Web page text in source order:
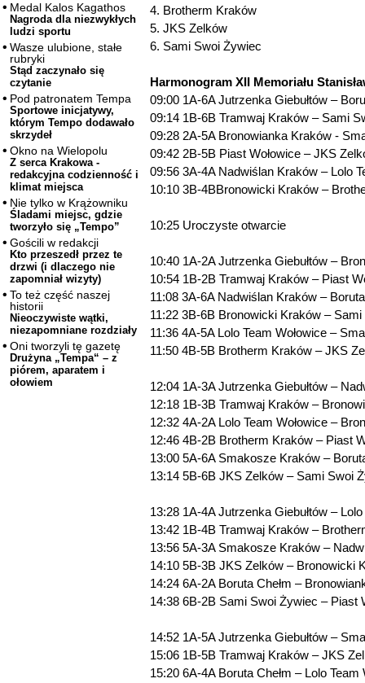
Medal Kalos Kagathos
Nagroda dla niezwykłych
ludzi sportu
Wasze ulubione, stałe
rubryki
Stąd zaczynało się
czytanie
Pod patronatem Tempa
Sportowe inicjatywy,
którym Tempo dodawało
skrzydeł
Okno na Wielopolu
Z serca Krakowa -
redakcyjna codzienność i
klimat miejsca
Nie tylko w Krążowniku
Śladami miejsc, gdzie
tworzyło się „Tempo”
Gościli w redakcji
Kto przeszedł przez te
drzwi (i dlaczego nie
zapomniał wizyty)
To też część naszej
historii
Nieoczywiste wątki,
niezapomniane rozdziały
Oni tworzyli tę gazetę
Drużyna „Tempa“ – z
piórem, aparatem i
ołowiem
4. Brotherm Kraków
5. JKS Zelków
6. Sami Swoi Żywiec
Harmonogram XII Memoriału
09:00 1A-6A Jutrzenka Giebułtów –
09:14 1B-6B Tramwaj Kraków – Sami
09:28 2A-5A Bronowianka Kraków -
09:42 2B-5B Piast Wołowice – JKS
09:56 3A-4A Nadwiślan Kraków – Lolo
10:10 3B-4BBronowicki Kraków –
10:25 Uroczyste otwarcie
10:40 1A-2A Jutrzenka Giebułtów –
10:54 1B-2B Tramwaj Kraków – Piast
11:08 3A-6A Nadwiślan Kraków –
11:22 3B-6B Bronowicki Kraków –
11:36 4A-5A Lolo Team Wołowice –
11:50 4B-5B Brotherm Kraków – JKS
12:04 1A-3A Jutrzenka Giebułtów –
12:18 1B-3B Tramwaj Kraków –
12:32 4A-2A Lolo Team Wołowice –
12:46 4B-2B Brotherm Kraków – Piast
13:00 5A-6A Smakosze Kraków –
13:14 5B-6B JKS Zelków – Sami Swoi
13:28 1A-4A Jutrzenka Giebułtów – Lolo
13:42 1B-4B Tramwaj Kraków –
13:56 5A-3A Smakosze Kraków –
14:10 5B-3B JKS Zelków – Bronowicki
14:24 6A-2A Boruta Chełm –
14:38 6B-2B Sami Swoi Żywiec – Piast
14:52 1A-5A Jutrzenka Giebułtów –
15:06 1B-5B Tramwaj Kraków – JKS
15:20 6A-4A Boruta Chełm – Lolo Team